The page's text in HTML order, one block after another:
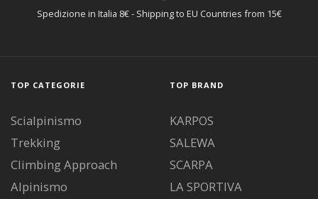
Spedizione in Italia 8€ - Shipping to EU Countries from 15€
TOP CATEGORIE
Scialpinismo
Trekking
Climbing Approach
Alpinismo
TOP BRAND
KARPOS
SALEWA
SCARPA
LA SPORTIVA